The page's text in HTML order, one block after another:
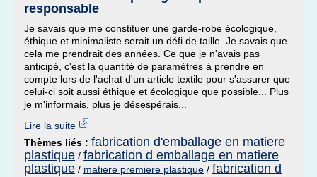
responsable
Je savais que me constituer une garde-robe écologique,
éthique et minimaliste serait un défi de taille. Je savais que
cela me prendrait des années. Ce que je n'avais pas
anticipé, c'est la quantité de paramètres à prendre en
compte lors de l'achat d'un article textile pour s'assurer que
celui-ci soit aussi éthique et écologique que possible... Plus
je m'informais, plus je désespérais...
Lire la suite
Thèmes liés : fabrication d'emballage en matiere
plastique / fabrication d emballage en matiere
plastique / matiere premiere plastique / fabrication d